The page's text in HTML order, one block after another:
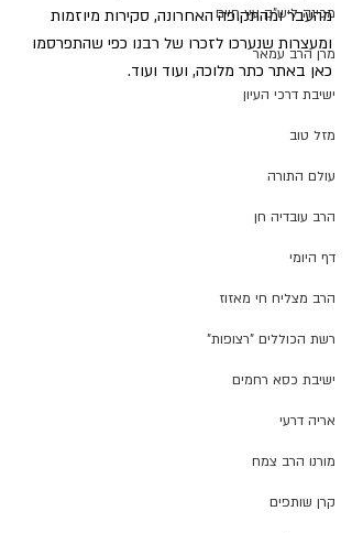
מכינה ליש"ק עץ חיים
מרן הרב עמאר
ישיבת דרכי העיון
מזל טוב
עולם התורה
הרב עובדיה חן
דף היומי
הרב מצליח חי מאזוז
רשת הכוללים "רצופות"
ישיבת כסא רחמים
אריה דרעי
מורנו הרב צמח
קרן שותפים
מהעבר ומהתקופה האחרונה, סקירות מיוזמות
ומעצרות שנערכו לזכרו של רבנו כפי שהתפרסמו
כאן באתר כתר מלוכה, ועוד ועוד.